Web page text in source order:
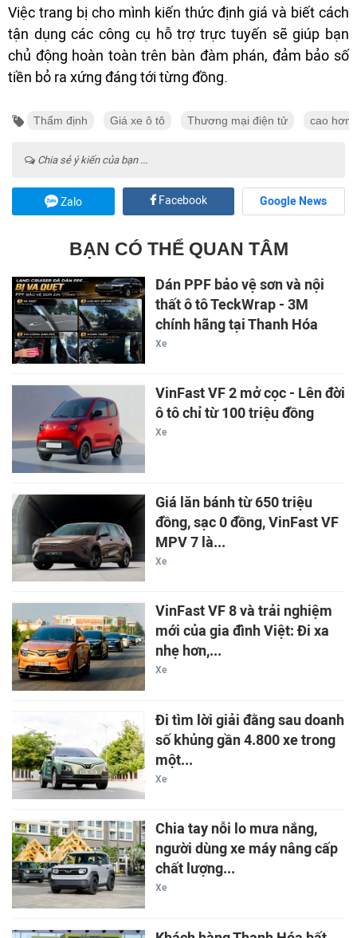
Việc trang bị cho mình kiến thức định giá và biết cách
tận dụng các công cụ hỗ trợ trực tuyến sẽ giúp bạn
chủ động hoàn toàn trên bàn đàm phán, đảm bảo số
tiền bỏ ra xứng đáng tới từng đồng.
Thẩm định Giá xe ô tô Thương mại điện tử cao hơn
Chia sẻ ý kiến của bạn ...
Zalo Facebook Google News
BẠN CÓ THỂ QUAN TÂM
Dán PPF bảo vệ sơn và nội
thất ô tô TeckWrap - 3M
chính hãng tại Thanh Hóa
Xe
VinFast VF 2 mở cọc - Lên đời
ô tô chỉ từ 100 triệu đồng
Xe
Giá lăn bánh từ 650 triệu
đồng, sạc 0 đồng, VinFast VF
MPV 7 là...
Xe
VinFast VF 8 và trải nghiệm
mới của gia đình Việt: Đi xa
nhẹ hơn,...
Xe
Đi tìm lời giải đằng sau doanh
số khủng gần 4.800 xe trong
một...
Xe
Chia tay nỗi lo mưa nắng,
người dùng xe máy nâng cấp
chất lượng...
Xe